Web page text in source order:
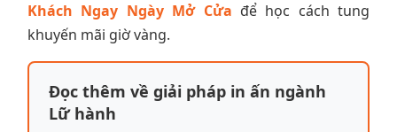
Khách Ngay Ngày Mở Cửa để học cách tung
khuyến mãi giờ vàng.
Đọc thêm về giải pháp in ấn ngành
Lữ hành